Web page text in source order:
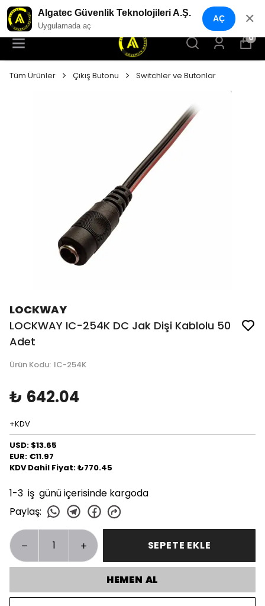
YENI NESIL GÜVENLIK GEÇIŞ SISTEMLERI
0
Tüm Ürünler Çıkış Butonu Switchler ve Butonlar
LOCKWAY
LOCKWAY IC-254K DC Jak Dişi Kablolu 50
Adet
Ürün Kodu: IC-254K
₺ 642.04
+KDV
USD: $13.65
EUR: €11.97
KDV Dahil Fiyat: ₺770.45
1-3 iş günü içerisinde kargoda
Paylaş:
SEPETE EKLE
HEMEN AL
Algatec Güvenlik Teknolojileri A.Ş.
Uygulamada aç
AÇ ✕